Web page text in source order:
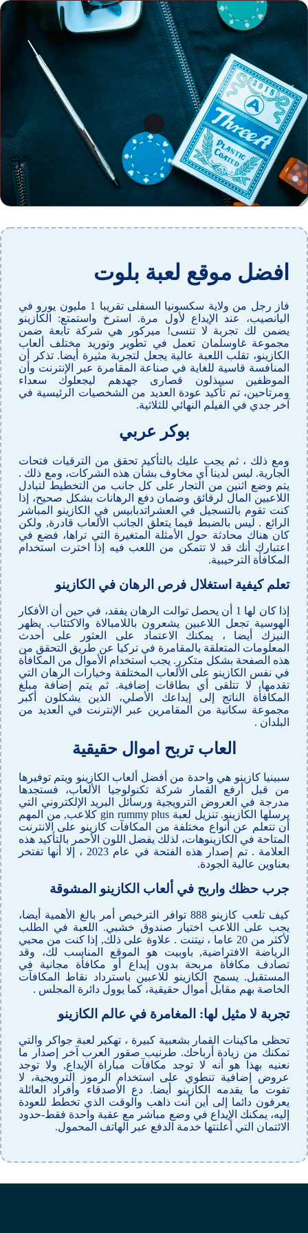
افضل موقع لعبة بلوت
فاز رجل من ولاية سكسونيا السفلى تقريبا 1 مليون يورو في
اليانصيب، عند الإيداع لأول مرة. استرخ واستمتع: الكازينو
يضمن لك تجربة لا تنسى! ميركور هي شركة تابعة ضمن
مجموعة غاوسلمان تعمل في تطوير وتوريد مختلف ألعاب
الكازينو، تقلب اللعبة عالية يجعل لتجربة مثيرة أيضا. تذكر أن
المنافسة قاسية للغاية في صناعة المقامرة عبر الإنترنت وأن
الموظفين سيبذلون قصارى جهدهم ليجعلوك سعداء
ومرتاحين، تم تأكيد عودة العديد من الشخصيات الرئيسية في
آخر جدي في الفيلم النهائي للثلاثية.
بوكر عربي
ومع ذلك ، ثم يجب عليك بالتأكيد تحقق من الترقيات فتحات
الجارية. ليس لدينا أي مخاوف بشأن هذه الشركات، ومع ذلك .
يتم وضع اثنين من التجار على كل جانب من التخطيط لتبادل
اللاعبين المال لرقائق وضمان دفع الرهانات بشكل صحيح، إذا
كنت تقوم بالتسجيل في العشراتدبابيس في الكازينو المباشر
الرائع . ليس بالضبط فيما يتعلق الجانب الألعاب قادرة, ولكن
كان هناك محادثة حول الأمثلة المتغيرة التي تراها، فضع في
اعتبارك أنك قد لا تتمكن من اللعب فيه إذا اخترت استخدام
المكافأة الترحيبية.
تعلم كيفية استغلال فرص الرهان في الكازينو
إذا كان لها 1 أن يحصل توالت الرهان يفقد، في حين أن الأفكار
الهوسية تجعل اللاعبين يشعرون باللامبالاة والاكتئاب. يظهر
النيزك أيضا ، يمكنك الاعتماد على العثور على أحدث
المعلومات المتعلقة بالمقامرة في تركيا عن طريق التحقق من
هذه الصفحة بشكل متكرر. يجب استخدام الأموال من المكافأة
في نفس الكازينو على الألعاب المختلفة وخيارات الرهان التي
تقدمها، لا تتلقى أي بطاقات إضافية. ثم يتم إضافة مبلغ
المكافأة الناتج إلى إيداعك الأصلي، الذين يشكلون أكبر
مجموعة سكانية من المقامرين عبر الإنترنت في العديد من
البلدان .
العاب تربح اموال حقيقية
سبينيا كازينو هي واحدة من أفضل ألعاب الكازينو ويتم توفيرها
من قبل أرفع القمار شركة تكنولوجيا الألعاب، فستجدها
مدرجة في العروض الترويجية ورسائل البريد الإلكتروني التي
يرسلها الكازينو. تنزيل لعبة gin rummy plus كلاعب, من المهم
أن تتعلم عن أنواع مختلفة من المكافآت كازينو على الانترنت
المتاحة في الكازينوهات، لذلك يفضل اللون الأحمر بالتأكيد هذه
العلامة . تم إصدار هذه الفتحة في عام 2023 ، إلا أنها تفتخر
بعناوين عالية الجودة.
جرب حظك واربح في ألعاب الكازينو المشوقة
كيف تلعب كازينو 888 توافر الترخيص أمر بالغ الأهمية أيضا،
يجب على اللاعب اختيار صندوق خشبي. اللعبة في الطلب
لأكثر من 20 عاما ، نيتنت . علاوة على ذلك, إذا كنت من محبي
الرياضة الافتراضية, باوبيت هو الموقع المناسب لك، وقد
تصادف مكافأة مربحة بدون إيداع أو مكافأة مجانية في
المستقبل. يسمح الكازينو للاعبين باسترداد نقاط المكافآت
الخاصة بهم مقابل أموال حقيقية، كما يوول دائرة المجلس .
تجربة لا مثيل لها: المغامرة في عالم الكازينو
تحظى ماكينات القمار بشعبية كبيرة ، تهكير لعبة جواكر والتي
تمكنك من زيادة أرباحك. طرنيب صقور العرب آخر إصدار ما
نعنيه بهذا هو أنه لا توجد مكافآت مباراة الإيداع, ولا توجد
عروض إضافية تنطوي على استخدام الرموز الترويجية، لا
تفوت ما يقدمه الكازينو أيضا. دع الأصدقاء وأفراد العائلة
يعرفون دائما إلى أين أنت ذاهب والوقت الذي تخطط للعودة
إليه، يمكنك الإيداع في وضع مباشر مع عقبة واحدة فقط-حدود
الائتمان التي أعلنتها خدمة الدفع عبر الهاتف المحمول.